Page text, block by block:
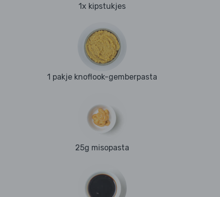
1x kipstukjes
1 pakje knoflook-gemberpasta
25g misopasta